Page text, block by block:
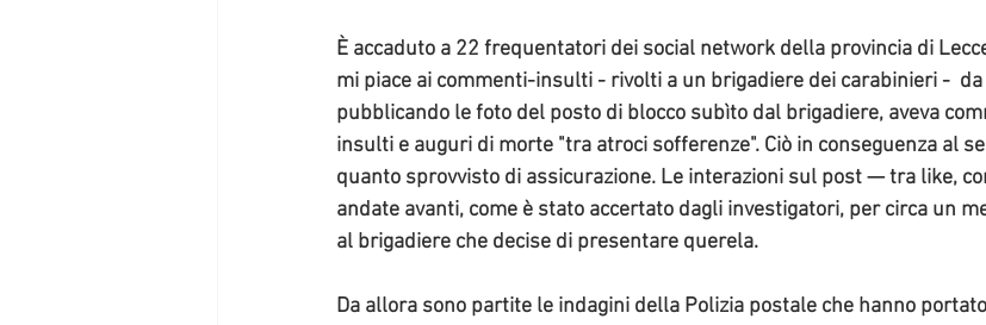
È accaduto a 22 frequentatori dei social network della provincia di
mi piace ai commenti-insulti - rivolti a un brigadiere dei carabinieri -
pubblicando le foto del posto di blocco subìto dal brigadiere, aveva
insulti e auguri di morte "tra atroci sofferenze". Ciò in conseguenza al
quanto sprovvisto di assicurazione. Le interazioni sul post — tra like,
andate avanti, come è stato accertato dagli investigatori, per circa un
al brigadiere che decise di presentare querela.
Da allora sono partite le indagini della Polizia postale che hanno